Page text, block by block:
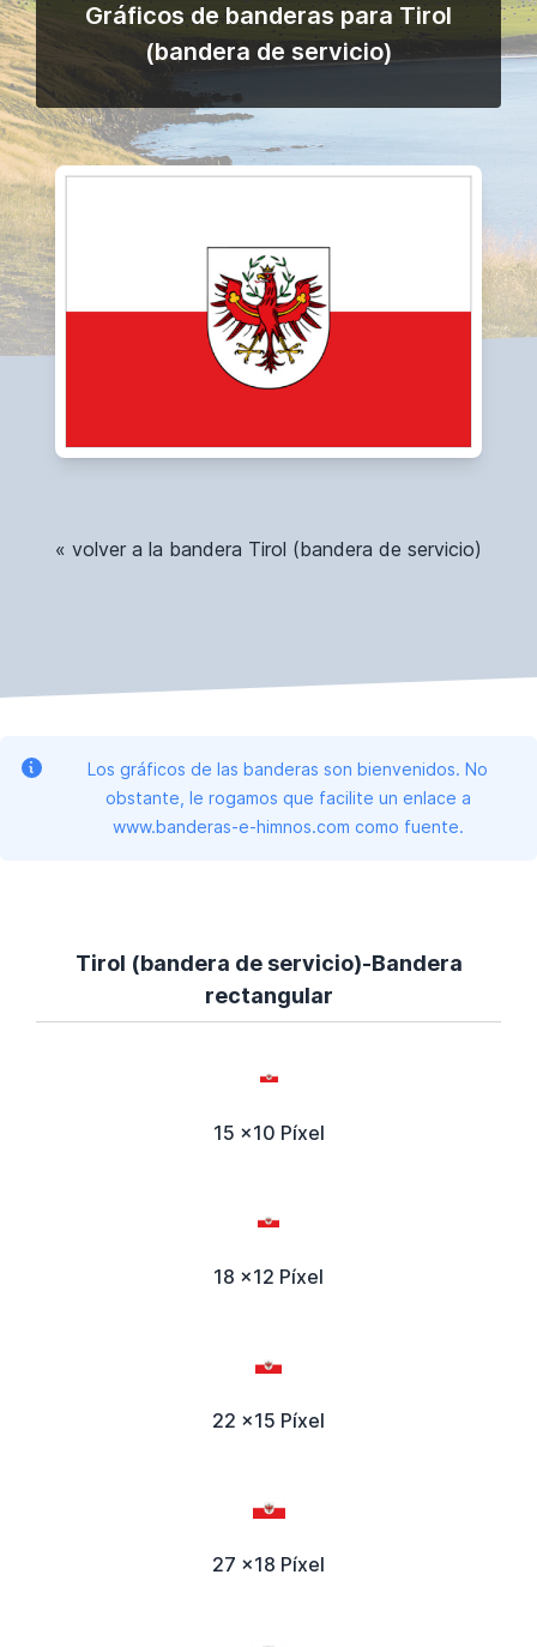
Gráficos de banderas para Tirol
(bandera de servicio)
« volver a la bandera Tirol (bandera de servicio)
Los gráficos de las banderas son bienvenidos. No
obstante, le rogamos que facilite un enlace a
www.banderas-e-himnos.com como fuente.
Tirol (bandera de servicio)-Bandera
rectangular
15 x10 Píxel
18 x12 Píxel
22 x15 Píxel
27 x18 Píxel